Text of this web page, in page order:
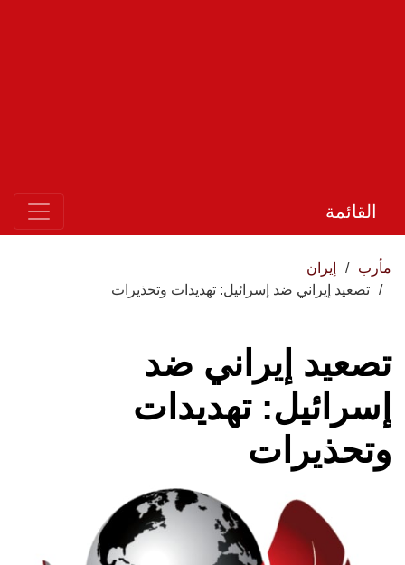
القائمة
مأرب
إيران
تصعيد إيراني ضد إسرائيل: تهديدات وتحذيرات
تصعيد إيراني ضد
إسرائيل: تهديدات
وتحذيرات